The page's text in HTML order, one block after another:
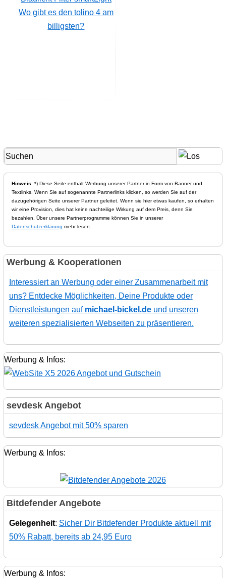
Wo gibt es den tolino 4 am
billigsten?
Hinweis: *) Diese Seite enthält Werbung unserer Partner in Form von Banner und
Textlinks. Wenn Sie auf sogenannte Partnerlinks klicken, so werden Sie auf der
dazugehörigen Seite unserer Partner geleitet. Wenn sie hier etwas kaufen, so erhalten
wir eine Provision, dies hat keine nachteilige Wirkung auf dem Preis, denn Sie
bezahlen. Über unsere Partnerprogramme können Sie in unserer
Datenschutzerklärung mehr lesen.
Werbung & Kooperationen
Interessiert an Werbung oder einer Zusammenarbeit mit
uns? Entdecke Möglichkeiten, Deine Produkte oder
Dienstleistungen auf michael-bickel.deund unseren
weiteren spezialisierten Webseiten zu präsentieren.
Werbung & Infos:
sevdesk Angebot
sevdesk Angebot mit 50% sparen
Werbung & Infos:
Bitdefender Angebote
Gelegenheit: Sicher Dir Bitdefender Produkte aktuell mit
50% Rabatt, bereits ab 24,95 Euro
Werbung & Infos: